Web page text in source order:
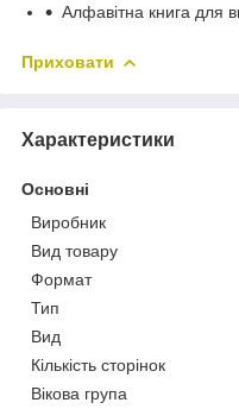
Алфавітна книга для
Приховати
Характеристики
Основні
Виробник
Вид товару
Формат
Тип
Вид
Кількість сторінок
Вікова група